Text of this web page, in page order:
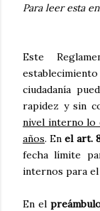
Para leer esta
Este
ciudadanía
rapidez y sin
nivel interno lo
años. Enel art.
fecha límite
internos para el
En el